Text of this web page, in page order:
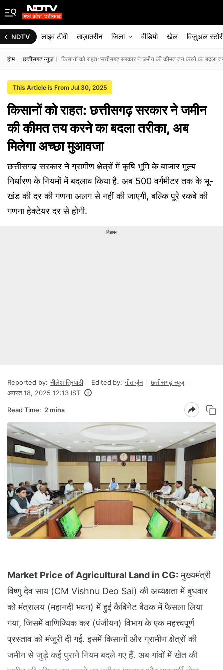
NDTV लाइव टीवी ताज़ातरीन जिला वीडियो खेल विज़ुअल
होम छत्तीसगढ़ न्यूज़ किसानों को राहत: छत्तीसगढ़ सरकार ने जमीन की कीमत तय करने का बदला
This Article is From Jul 30, 2025
किसानों को राहत: छत्तीसगढ़ सरकार ने जमीन
की कीमत तय करने का बदला तरीका, अब
मिलेगा अच्छा मुआवजा
छत्तीसगढ़ सरकार ने ग्रामीण क्षेत्रों में कृषि भूमि के बाजार मूल्य
निर्धारण के नियमों में बदलाव किया है. अब 500 वर्गमीटर तक के भू-
खंड की दर की गणना अलग से नहीं की जाएगी, बल्कि पूरे रकबे की
गणना हेक्टेयर दर से होगी.
विज्ञापन
Reported by: नीलेश त्रिपाठी Edited by: गीतार्जुन
छत्तीसगढ़ न्यूज़
अगस्त 18, 2025 12:13 IST
Read Time: 2 mins
Market Price of Agricultural Land in CG: मुख्यमंत्री
विष्णु देव साय (CM Vishnu Deo Sai) की अध्यक्षता में बुधवार
को मंत्रालय (महानदी भवन) में हुई कैबिनेट बैठक में फैसला लिया
गया, जिसमें वाणिज्यिक कर (पंजीयन) विभाग के एक महत्त्वपूर्ण
प्रस्ताव को मंजूरी दी गई. इसमें किसानों और ग्रामीण क्षेत्रों की
जमीन से जुड़े कई पुराने नियम बदले गए हैं. अब गांवों में खेत की